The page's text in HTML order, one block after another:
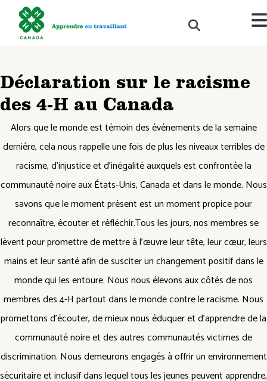
Déclaration sur le racisme
des 4-H au Canada
Alors que le monde est témoin des événements de la semaine
dernière, cela nous rappelle une fois de plus les niveaux terribles de
racisme, d’injustice et d’inégalité auxquels est confrontée la
communauté noire aux États-Unis, Canada et dans le monde. Nous
savons que le moment présent est un moment propice pour
reconnaître, écouter et réfléchir.Tous les jours, nos membres se
lèvent pour promettre de mettre à l’œuvre leur tête, leur cœur, leurs
mains et leur santé afin de susciter un changement positif dans le
monde qui les entoure. Nous nous élevons aux côtés de nos
membres des 4-H partout dans le monde contre le racisme. Nous
promettons d’écouter, de mieux nous éduquer et d’apprendre de la
communauté noire et des autres communautés victimes de
discrimination. Nous demeurons engagés à offrir un environnement
sécuritaire et inclusif dans lequel tous les jeunes peuvent apprendre,